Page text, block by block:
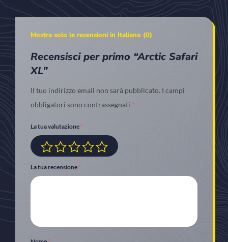
Mostra solo le recensioni in Italiano (0)
Recensisci per primo “Arctic Safari
XL”
Il tuo indirizzo email non sarà pubblicato. I campi
obbligatori sono contrassegnati *
La tua valutazione *
La tua recensione*